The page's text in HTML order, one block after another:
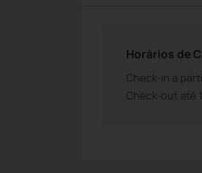
Horários de
Check-in a
Check-out até